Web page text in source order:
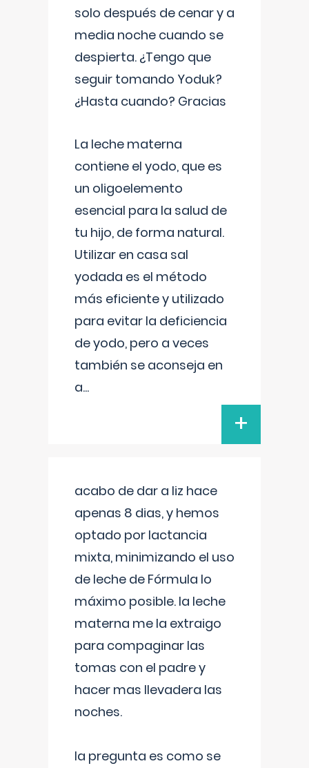
solo después de cenar y a
media noche cuando se
despierta. ¿Tengo que
seguir tomando Yoduk?
¿Hasta cuando? Gracias
La leche materna
contiene el yodo, que es
un oligoelemento
esencial para la salud de
tu hijo, de forma natural.
Utilizar en casa sal
yodada es el método
más eficiente y utilizado
para evitar la deficiencia
de yodo, pero a veces
también se aconseja en
a...
+
acabo de dar a liz hace
apenas 8 dias, y hemos
optado por lactancia
mixta, minimizando el uso
de leche de Fórmula lo
máximo posible. la leche
materna me la extraigo
para compaginar las
tomas con el padre y
hacer mas llevadera las
noches.
la pregunta es como se